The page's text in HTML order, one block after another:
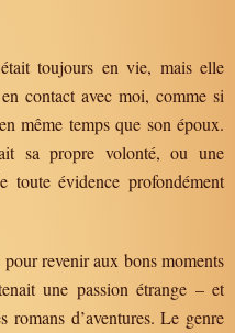
toujours en vie, mais elle
contact avec moi, comme si
même temps que son époux.
sa propre volonté, ou une
évidence profondément
pour revenir aux bons moments
une passion étrange – et
romans d’aventures. Le genre